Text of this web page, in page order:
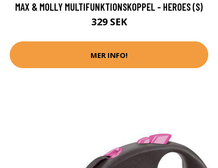
MAX & MOLLY MULTIFUNKTIONSKOPPEL - HEROES (S)
329 SEK
MER INFO!